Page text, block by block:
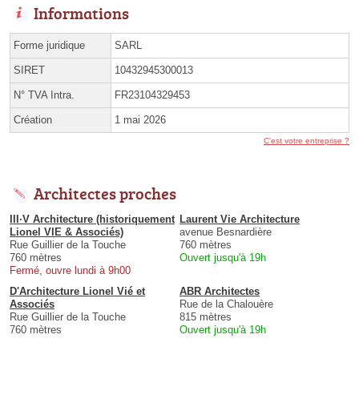
Informations
Forme juridique SARL
SIRET 10432945300013
N° TVA Intra. FR23104329453
Création 1 mai 2026
C'est votre entreprise ?
Architectes proches
III·V Architecture (historiquement
Lionel VIE & Associés)
Rue Guillier de la Touche
760 mètres
Fermé, ouvre lundi à 9h00
Laurent Vie Architecture
avenue Besnardière
760 mètres
Ouvert jusqu'à 19h
D'Architecture Lionel Vié et
Associés
Rue Guillier de la Touche
760 mètres
ABR Architectes
Rue de la Chalouère
815 mètres
Ouvert jusqu'à 19h